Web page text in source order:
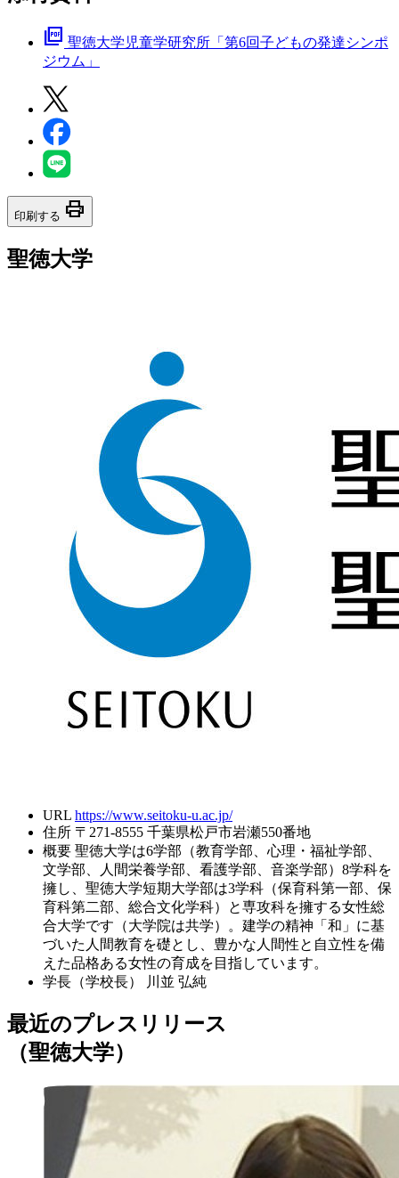
picture_as_pdf 聖徳大学児童学研究所「第6回子どもの発達シンポ
ジウム」
印刷する print
聖徳大学
URL https://www.seitoku-u.ac.jp/
住所 〒271-8555 千葉県松戸市岩瀬550番地
概要 聖徳大学は6学部（教育学部、心理・福祉学部、
文学部、人間栄養学部、看護学部、音楽学部）8学科を
擁し、聖徳大学短期大学部は3学科（保育科第一部、保
育科第二部、総合文化学科）と専攻科を擁する女性総
合大学です（大学院は共学）。建学の精神「和」に基
づいた人間教育を礎とし、豊かな人間性と自立性を備
えた品格ある女性の育成を目指しています。
学長（学校長）
川並 弘純
最近のプレスリリース
（聖徳大学）